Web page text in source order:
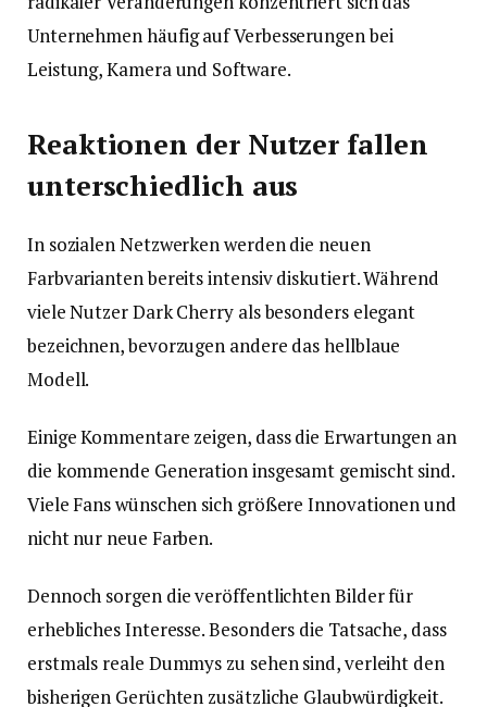
Unternehmen häufig auf Verbesserungen bei
Leistung, Kamera und Software.
Reaktionen der Nutzer fallen
unterschiedlich aus
In sozialen Netzwerken werden die neuen
Farbvarianten bereits intensiv diskutiert. Während
viele Nutzer Dark Cherry als besonders elegant
bezeichnen, bevorzugen andere das hellblaue
Modell.
Einige Kommentare zeigen, dass die Erwartungen an
die kommende Generation insgesamt gemischt sind.
Viele Fans wünschen sich größere Innovationen und
nicht nur neue Farben.
Dennoch sorgen die veröffentlichten Bilder für
erhebliches Interesse. Besonders die Tatsache, dass
erstmals reale Dummys zu sehen sind, verleiht den
bisherigen Gerüchten zusätzliche Glaubwürdigkeit.